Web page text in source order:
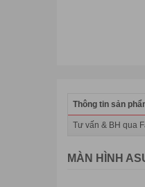
Thông tin sản
Tư vấn & BH qua
MÀN HÌNH